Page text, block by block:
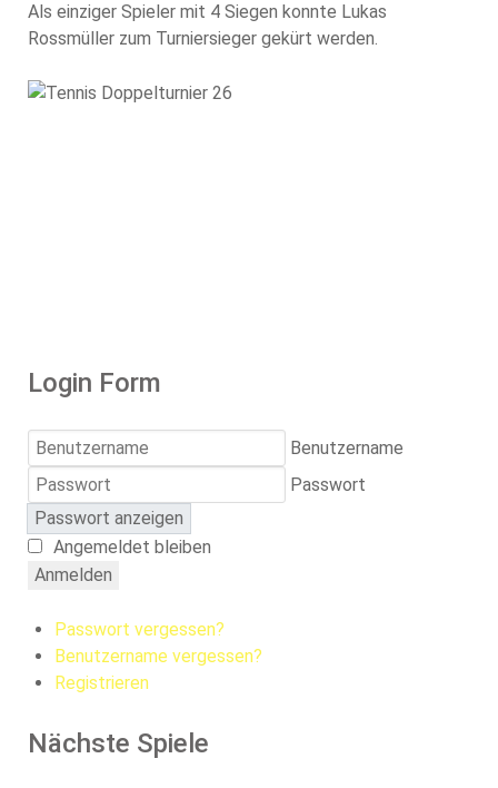
Als einziger Spieler mit 4 Siegen konnte Lukas
Rossmüller zum Turniersieger gekürt werden.
Login Form
Benutzername
Passwort
Passwort anzeigen
Angemeldet bleiben
Anmelden
Passwort vergessen?
Benutzername vergessen?
Registrieren
Nächste Spiele